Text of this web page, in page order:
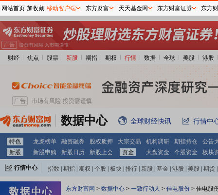
财经 焦点 股票 新股 期指 期权 行情 数据 全球 美股 港股
数据中心 全球财经快讯 行情中
特色 龙虎榜单 融资融券 股权质押 大宗交易 机构调研 期指持仓
公告
新股
新股申购 新股日历 新股上会 资金 大盘资金 个股资金 板块
行情中心 指数 期指 期权 个股 板块 排行 新股 基金 港股 美股 期货
东方财富网 > 数据中心 > 一致行动人 > 佳电股份 > 佳电股
网站首页 加收藏 移动客户端 东方财富 天天基金网 东方财富证券 东方